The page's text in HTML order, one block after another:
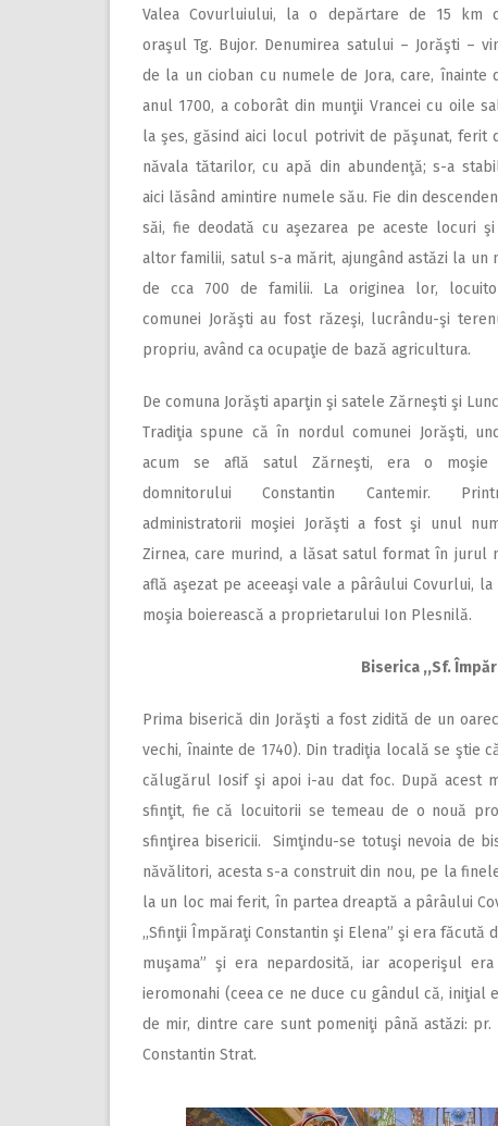
Valea Covurluiului, la o depărtare de 15 km
oraşul Tg. Bujor. Denumirea satului – Jorăşti –
de la un cioban cu numele de Jora, care, înainte
anul 1700, a coborât din munţii Vrancei cu oile
la şes, găsind aici locul potrivit de păşunat, ferit
năvala tătarilor, cu apă din abundenţă; s-a
aici lăsând amintire numele său. Fie din
săi, fie deodată cu aşezarea pe aceste locuri
altor familii, satul s-a mărit, ajungând astăzi la un
de cca 700 de familii. La originea lor,
comunei Jorăşti au fost răzeşi, lucrându-şi
propriu, având ca ocupaţie de bază agricultura.
De comuna Jorăşti aparţin şi satele Zărneşti şi
Tradiţia spune că în nordul comunei Jorăşti,
acum se află satul Zărneşti, era o moşie
domnitorului Constantin Cantemir.
administratorii moşiei Jorăşti a fost şi unul
Zirnea, care murind, a lăsat satul format în jurul
află aşezat pe aceeaşi vale a pârâului Covurlui,
moşia boierească a proprietarului Ion Plesnilă.
Biserica ,,Sf.
Prima biserică din Jorăşti a fost zidită de un
vechi, înainte de 1740). Din tradiţia locală se ştie
călugărul Iosif şi apoi i-au dat foc. După acest
sfinţit, fie că locuitorii se temeau de o nouă
sfinţirea bisericii. Simţindu-se totuşi nevoia de
năvălitori, acesta s-a construit din nou, pe la
la un loc mai ferit, în partea dreaptă a pârâului
,,Sfinţii Împăraţi Constantin şi Elena” şi era făcută
muşama” şi era nepardosită, iar acoperişul
ieromonahi (ceea ce ne duce cu gândul că,
de mir, dintre care sunt pomeniţi până astăzi:
Constantin Strat.